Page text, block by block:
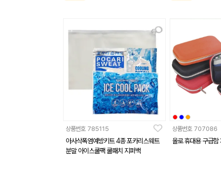
상품번호 785115
아사삭폭염예방키트 4종 포카리스웨트
분말 아이스쿨팩 쿨패치 지퍼백
상품번호 707086
올로 휴대용 구급함